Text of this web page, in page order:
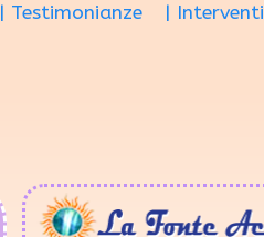
| Testimonianze | Interventi